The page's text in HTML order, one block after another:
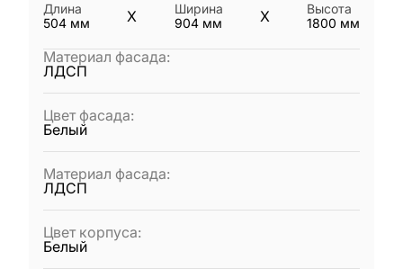
Длина
504 мм X
Ширина
904 мм X
Высота
1800 мм
Материал фасада:
ЛДСП
Цвет фасада:
Белый
Материал фасада:
ЛДСП
Цвет корпуса:
Белый